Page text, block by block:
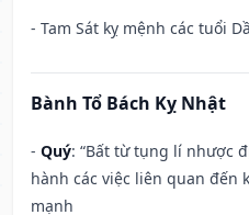
- Tam Sát kỵ mệnh các tuổi
Bành Tổ Bách Kỵ Nhật
- Quý: “Bất từ tụng lí nhược
hành các việc liên quan đến
mạnh